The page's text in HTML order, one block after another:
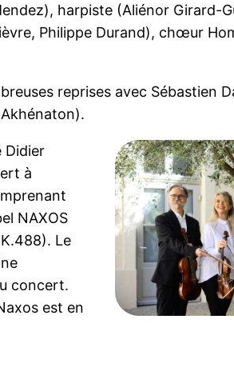
harpiste (Aliénor Girard-
Philippe Durand), chœur
reprises avec Sébastien
Didier
à
NAXOS
Le
concert.
est en